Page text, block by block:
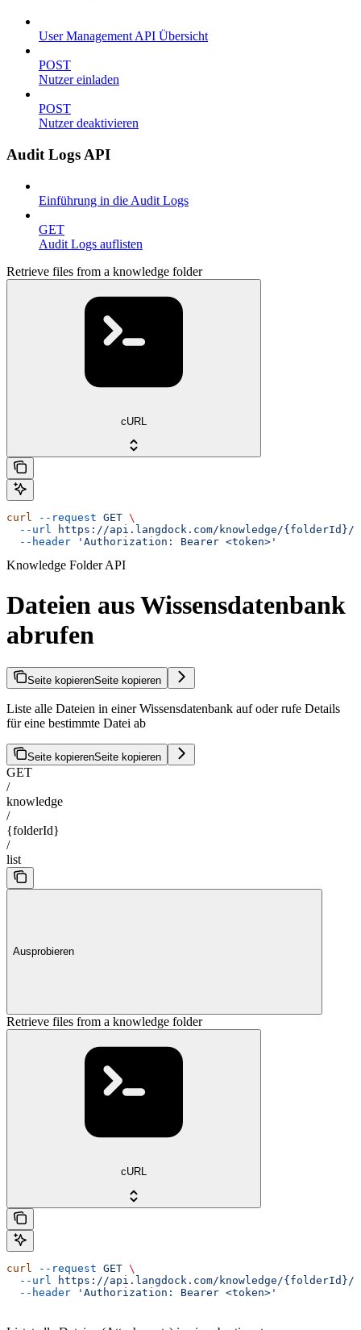
User Management API Übersicht
POST
Nutzer einladen
POST
Nutzer deaktivieren
Audit Logs API
Einführung in die Audit Logs
GET
Audit Logs auflisten
Retrieve files from a knowledge folder
cURL
curl --request GET \
  --url
https://api.langdock.com/knowledge/
  --header
'Authorization: Bearer <token>'
Knowledge Folder API
Dateien aus Wissensdatenbank
abrufen
Seite kopierenSeite kopieren
Liste alle Dateien in einer Wissensdatenbank auf oder rufe Details
für eine bestimmte Datei ab
Seite kopierenSeite kopieren
GET
/
knowledge
/
{folderId}
/
list
Ausprobieren
Retrieve files from a knowledge folder
cURL
curl --request GET \
  --url
https://api.langdock.com/knowledge/
  --header
'Authorization: Bearer <token>'